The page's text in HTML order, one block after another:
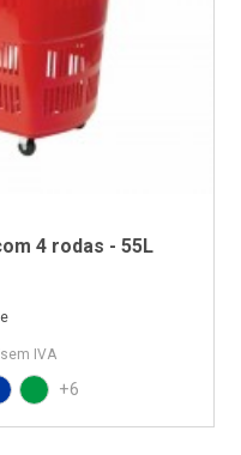
4 rodas - 55L
IVA
RAL3020
299C
Azul PAN 293C
Verde PAN 347C
+6